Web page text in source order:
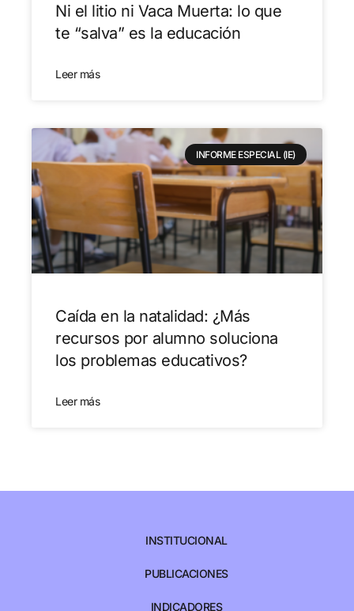
Ni el litio ni Vaca Muerta: lo que
te “salva” es la educación
Leer más
INFORME ESPECIAL (IE)
Caída en la natalidad: ¿Más
recursos por alumno soluciona
los problemas educativos?
Leer más
INSTITUCIONAL
PUBLICACIONES
INDICADORES